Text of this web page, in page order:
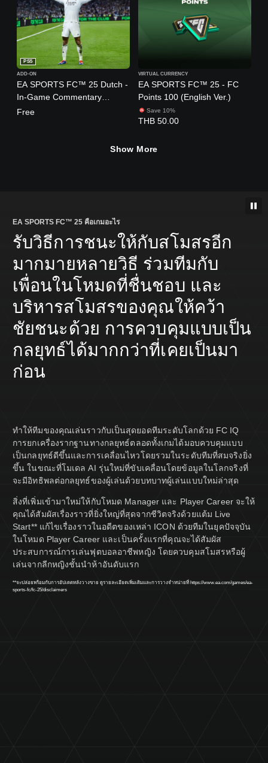
EA SPORTS FC™ 25 Dutch -
In-Game Commentary
(English Ver.)
PS5
ADD-ON
Free
EA SPORTS FC™ 25 - FC
Points 100 (English Ver.)
VIRTUAL CURRENCY
Save 10%
THB 50.00
Show More
EA SPORTS FC™ 25 คือเกมอะไร
รับวิธีการชนะให้กับสโมสรอีก
มากมายหลายวิธี ร่วมทีมกับ
เพื่อนในโหมดที่ชื่นชอบ และ
บริหารสโมสรของคุณให้คว้า
ชัยชนะด้วย การควบคุมแบบเป็น
กลยุทธ์ได้มากกว่าที่เคยเป็นมา
ก่อน
ทำให้ทีมของคุณเล่นราวกับเป็นสุดยอดทีมระดับโลกด้วย FC IQ
การยกเครื่องรากฐานทางกลยุทธ์ตลอดทั้งเกมได้มอบควบคุมแบบ
เป็นกลยุทธ์ดีขึ้นและการเคลื่อนไหวโดยรวมในระดับทีมที่สมจริงยิ่ง
ขึ้น ในขณะที่โมเดล AI รุ่นใหม่ที่ขับเคลื่อนโดยข้อมูลในโลกจริงที่
จะมีอิทธิพลต่อกลยุทธ์ของผู้เล่นด้วยบทบาทผู้เล่นแบบใหม่ล่าสุด
สิ่งที่เพิ่มเข้ามาใหม่ให้กับโหมด Manager และ Player Career จะให้
คุณได้สัมผัสเรื่องราวที่ยิ่งใหญ่ที่สุดจากชีวิตจริงด้วยแต้ม Live
Start** แก้ไขเรื่องราวในอดีตของเหล่า ICON ด้วยทีมในยุคปัจจุบัน
ในโหมด Player Career และเป็นครั้งแรกที่คุณจะได้สัมผัส
ประสบการณ์การเล่นฟุตบอลอาชีพหญิง โดยควบคุมสโมสรหรือผู้
เล่นจากลีกหญิงชั้นนำห้าอันดับแรก
**จะปล่อยพร้อมกับการอัปเดตหลังวางขาย ดูรายละเอียดเพิ่มเติมและการวางจำหน่ายที่ https://www.ea.com/games/ea-
sports-fc/fc-25/disclaimers